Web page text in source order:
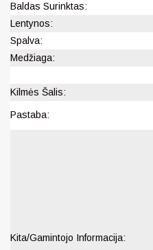
Baldas Surinktas:
Lentynos:
Spalva:
Medžiaga:
Kilmės Šalis:
Pastaba:
Kita/Gamintojo Informacija: